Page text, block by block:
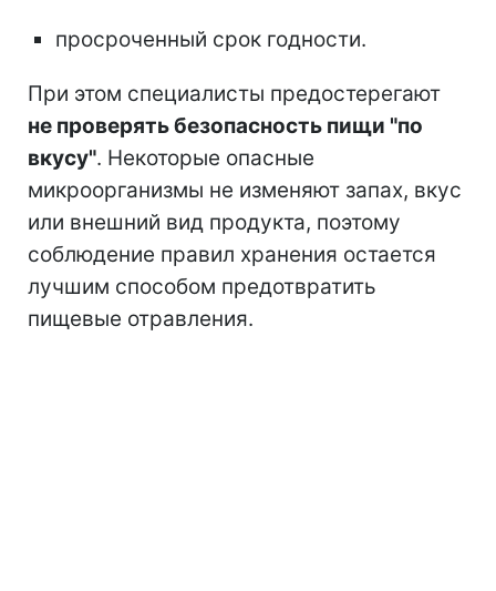
просроченный срок годности.
При этом специалисты предостерегают
не проверять безопасность пищи "по
вкусу". Некоторые опасные
микроорганизмы не изменяют запах, вкус
или внешний вид продукта, поэтому
соблюдение правил хранения остается
лучшим способом предотвратить
пищевые отравления.